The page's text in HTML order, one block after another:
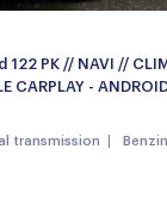
en achter
PK // NAVI //
CARPLAY -
transmission